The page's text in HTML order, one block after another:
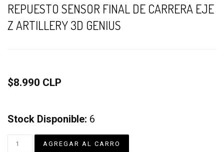
REPUESTO SENSOR FINAL DE CARRERA EJE
Z ARTILLERY 3D GENIUS
$8.990 CLP
Stock Disponible: 6